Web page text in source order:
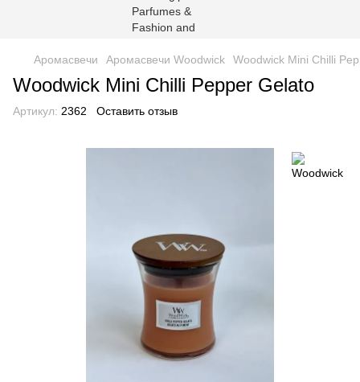
Аромасвечи Аромасвечи Woodwick Woodwick Mini Chilli
Woodwick Mini Chilli Pepper Gelato
Артикул: 2362 Оставить отзыв